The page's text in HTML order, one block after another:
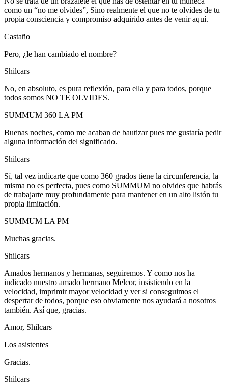
como un “no me olvides”, Sino realmente el que no te olvides de tu
propia consciencia y compromiso adquirido antes de venir aquí.
Castaño
Pero, ¿le han cambiado el nombre?
Shilcars
No, en absoluto, es pura reflexión, para ella y para todos, porque
todos somos NO TE OLVIDES.
SUMMUM 360 LA PM
Buenas noches, como me acaban de bautizar pues me gustaría pedir
alguna información del significado.
Shilcars
Sí, tal vez indicarte que como 360 grados tiene la circunferencia, la
misma no es perfecta, pues como SUMMUM no olvides que habrás
de trabajarte muy profundamente para mantener en un alto listón tu
propia limitación.
SUMMUM LA PM
Muchas gracias.
Shilcars
Amados hermanos y hermanas, seguiremos. Y como nos ha
indicado nuestro amado hermano Melcor, insistiendo en la
velocidad, imprimir mayor velocidad y ver si conseguimos el
despertar de todos, porque eso obviamente nos ayudará a nosotros
también. Así que, gracias.
Amor, Shilcars
Los asistentes
Gracias.
Shilcars